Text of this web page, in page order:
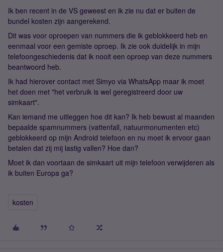
Ik ben recent in de VS geweest en ik zie nu dat er buiten de
bundel kosten zijn aangerekend.
Dit was voor oproepen van nummers die ik geblokkeerd heb en
eenmaal voor een gemiste oproep. Ik zie ook duidelijk in mijn
telefoongeschiedenis dat ik nooit een oproep van deze nummers
beantwoord heb.
Ik had hierover contact met Simyo via WhatsApp maar ik moet
het doen met "het verbruik is wel geregistreerd door uw
simkaart".
Kan iemand me uitleggen hoe dit kan? Ik heb bewust al maanden
bepaalde spamnummers (vattenfall, natuurmonumenten etc)
geblokkeerd op mijn Android telefoon en nu moet ik ervoor gaan
betalen dat zij mij lastig vallen? Hoe dan?
Moet ik dan voortaan de simkaart uit mijn telefoon verwijderen als
ik buiten Europa ga?
kosten